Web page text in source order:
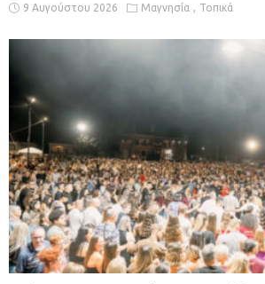
9 Αυγούστου 2026 Μαγνησία Τοπικά